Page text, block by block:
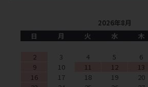
2026年8月
日
月 火 水 木
2
3 4 5 6
9
10 11 12 13
16
17 18 19 20